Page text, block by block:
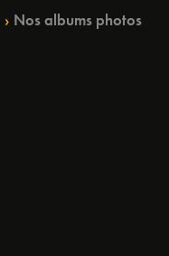
Nos albums photos